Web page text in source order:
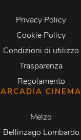
Privacy Policy
Cookie Policy
Condizioni di utilizzo
Trasparenza
Regolamento
ARCADIA CINEMA
Melzo
Bellinzago Lombardo